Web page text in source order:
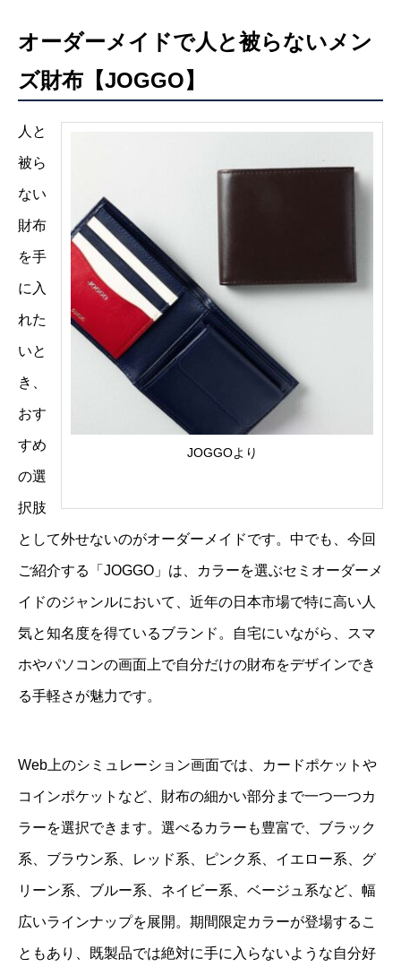
オーダーメイドで人と被らないメン
ズ財布【JOGGO】
JOGGOより
人と
被ら
ない
財布
を手
に入
れた
いと
き、
おす
すめ
の選
択肢
として外せないのがオーダーメイドです。中でも、今回
ご紹介する「JOGGO」は、カラーを選ぶセミオーダーメ
イドのジャンルにおいて、近年の日本市場で特に高い人
気と知名度を得ているブランド。自宅にいながら、スマ
ホやパソコンの画面上で自分だけの財布をデザインでき
る手軽さが魅力です。
Web上のシミュレーション画面では、カードポケットや
コインポケットなど、財布の細かい部分まで一つ一つカ
ラーを選択できます。選べるカラーも豊富で、ブラック
系、ブラウン系、レッド系、ピンク系、イエロー系、グ
リーン系、ブルー系、ネイビー系、ベージュ系など、幅
広いラインナップを展開。期間限定カラーが登場するこ
ともあり、既製品では絶対に手に入らないような自分好